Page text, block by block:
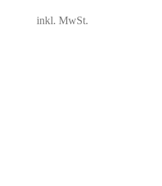
inkl. MwSt.